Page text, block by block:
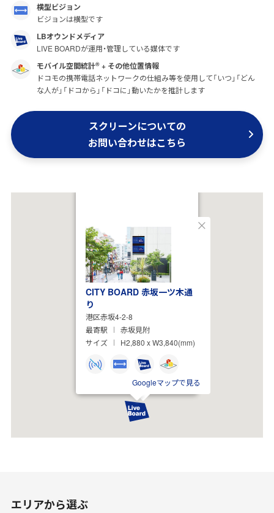
横型ビジョン
ビジョンは横型です
LBオウンドメディア
LIVE BOARDが運用・管理している媒体です
モバイル空間統計®+ その他位置情報
ドコモの携帯電話ネットワークの仕組み等を使用して「いつ」「どん
な人が」「ドコから」「ドコに」動いたかを推計します
スクリーンについての
お問い合わせはこちら
CITY BOARD 赤坂一ツ木通
り
港区赤坂4-2-8
最寄駅
赤坂見附
サイズ
H2,880 x W3,840(mm)
Googleマップで見る
エリアから選ぶ